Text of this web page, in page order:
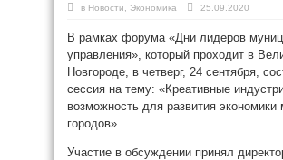
в Новости Экономика 25.09.2020
В рамках форума «Дни лидеров
управления», который проходит в
Новгороде, в четверг, 24 сентября,
сессия на тему: «Креативные
возможность для развития экономики
городов».
Участие в обсуждении принял